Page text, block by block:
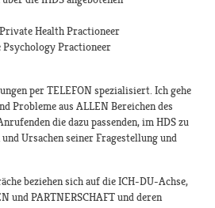
Health Practioneer
Psychology Practioneer
per TELEFON spezialisiert. Ich gehe
Probleme aus ALLEN Bereichen des
die dazu passenden, im HDS zu
Ursachen seiner Fragestellung und
beziehen sich auf die ICH-DU-Achse,
und PARTNERSCHAFT und deren